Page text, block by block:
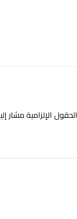
الحقول الإلزامية مشار